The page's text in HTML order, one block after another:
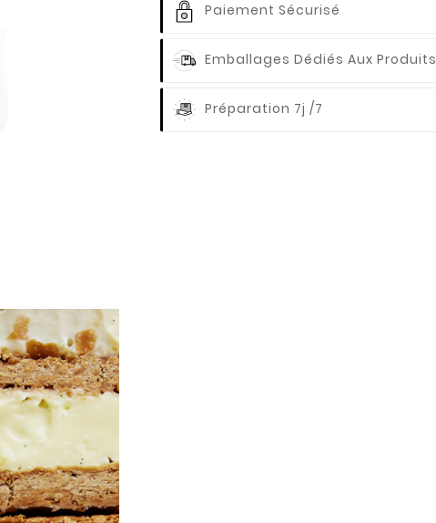
Paiement Sécurisé
Emballages Dédiés Aux Produits
Préparation 7j /7